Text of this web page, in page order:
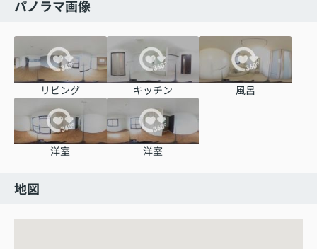
パノラマ画像
リビング キッチン 風呂
洋室 洋室
地図